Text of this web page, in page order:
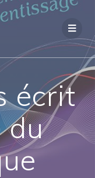
écrit
du